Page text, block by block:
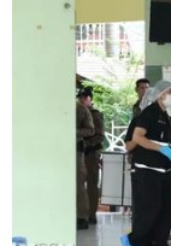
Hệ thống phòng
Ngày 24/10,
Mỹ rằng các
Ankara đã
kết của